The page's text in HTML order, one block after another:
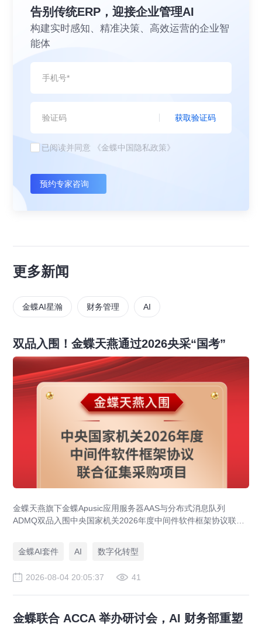
告别传统ERP，迎接企业管理AI
构建实时感知、精准决策、高效运营的企业智
能体
获取验证码
已阅读并同意 《金蝶中国隐私政策》
预约专家咨询
更多新闻
金蝶AI星瀚 财务管理 AI
双品入围！金蝶天燕通过2026央采“国考”
金蝶天燕旗下金蝶Apusic应用服务器AAS与分布式消息队列
ADMQ双品入围中央国家机关2026年度中间件软件框架协议联合
控实力。
金蝶AI套件 AI 数字化转型
2026-08-04 20:05:37 41
金蝶联合 ACCA 举办研讨会，AI 财务部重塑